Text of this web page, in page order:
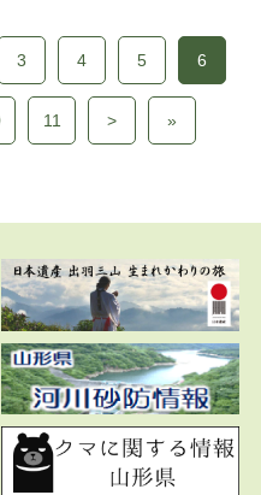
3 4 5 6
11 > »